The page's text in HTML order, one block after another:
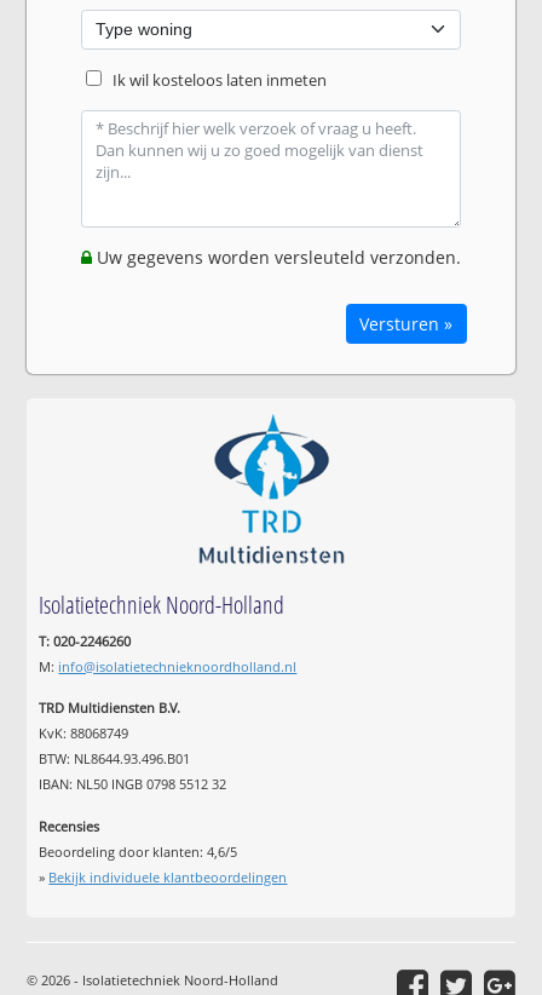
Ik wil kosteloos laten inmeten
Uw gegevens worden versleuteld verzonden.
Versturen »
Isolatietechniek Noord-Holland
T: 020-2246260
M: info@isolatietechnieknoordholland.nl
TRD Multidiensten B.V.
KvK: 88068749
BTW: NL8644.93.496.B01
IBAN: NL50 INGB 0798 5512 32
Recensies
Beoordeling door klanten:4,6/5
» Bekijk individuele klantbeoordelingen
© 2026 - Isolatietechniek Noord-Holland